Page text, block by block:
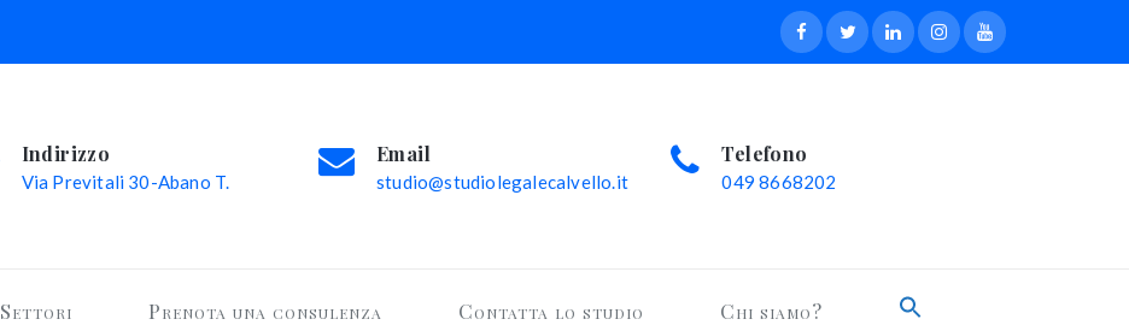
Indirizzo
Via Previtali 30-Abano T.
Email
studio@studiolegalecalvello.it
Telefono
049 8668202
Settori Prenota una consulenza Contatta lo studio Chi siamo?